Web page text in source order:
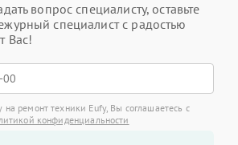
вопрос специалисту, оставьте
специалист с радостью
Вас!
на ремонт техники Eufy, Вы соглашаетесь с
конфиденциальности